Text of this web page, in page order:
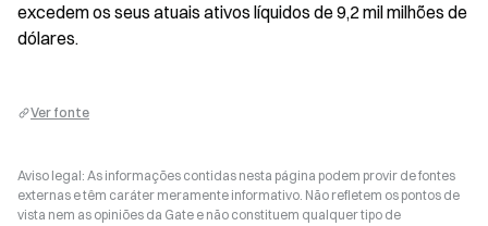
excedem os seus atuais ativos líquidos de 9,2 mil milhões de
dólares.
Ver fonte
Aviso legal: As informações contidas nesta página podem provir de fontes
externas e têm caráter meramente informativo. Não refletem os pontos de
vista nem as opiniões da Gate e não constituem qualquer tipo de